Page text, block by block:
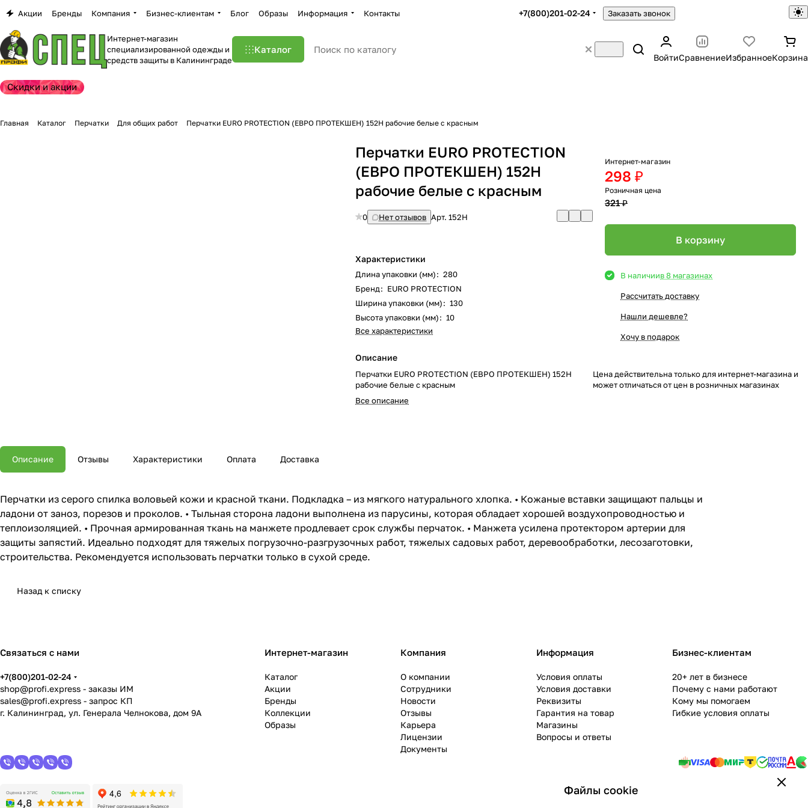
Акции Бренды Компания Бизнес-клиентам Блог Образы Информация Контакты +7(800)201-02-24 Заказать звонок
Интернет-магазин
специализированной одежды и
средств защиты в Калининграде
Каталог
ВойтиСравнениеИзбранноеКорзина
Скидки и акции
Главная Каталог Перчатки Для общих работ Перчатки EURO PROTECTION (ЕВРО ПРОТЕКШЕН) 152H рабочие белые с красным
Перчатки EURO PROTECTION
(ЕВРО ПРОТЕКШЕН) 152H
рабочие белые с красным
0 Нет отзывов Арт.152H
Характеристики
Длина упаковки (мм): 280
Бренд: EURO PROTECTION
Ширина упаковки (мм): 130
Высота упаковки (мм): 10
Все характеристики
Описание
Перчатки EURO PROTECTION (ЕВРО ПРОТЕКШЕН) 152H
рабочие белые с красным
Все описание
Интернет-магазин
298 ₽
Розничная цена
321 ₽
В корзину
В наличиив 8 магазинах
Рассчитать доставку
Нашли дешевле?
Хочу в подарок
Цена действительна только для интернет-магазина и
может отличаться от цен в розничных магазинах
Описание Отзывы Характеристики Оплата Доставка
Перчатки из серого спилка воловьей кожи и красной ткани. Подкладка – из мягкого натурального хлопка. • Кожаные вставки защищают пальцы и
ладони от заноз, порезов и проколов. • Тыльная сторона ладони выполнена из парусины, которая обладает хорошей воздухопроводностью и
теплоизоляцией. • Прочная армированная ткань на манжете продлевает срок службы перчаток. • Манжета усилена протектором артерии для
защиты запястий. Идеально подходят для тяжелых погрузочно-разгрузочных работ, тяжелых садовых работ, деревообработки, лесозаготовки,
строительства. Рекомендуется использовать перчатки только в сухой среде.
Назад к списку
Связаться с нами
+7(800)201-02-24
shop@profi.express - заказы ИМ
sales@profi.express - запрос КП
г. Калининград, ул. Генерала Челнокова, дом 9A
Интернет-магазин
Каталог
Акции
Бренды
Коллекции
Образы
Компания
О компании
Сотрудники
Новости
Отзывы
Карьера
Лицензии
Документы
Информация
Условия оплаты
Условия доставки
Реквизиты
Гарантия на товар
Магазины
Вопросы и ответы
Бизнес-клиентам
20+ лет в бизнесе
Почему с нами работают
Кому мы помогаем
Гибкие условия оплаты
Файлы cookie